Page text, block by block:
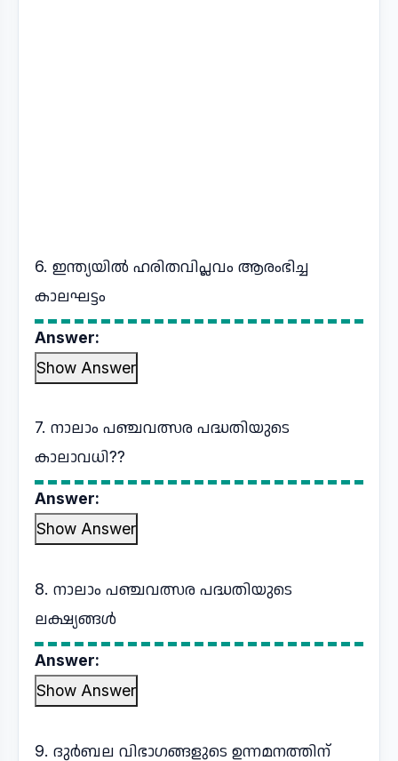
6. ഇന്ത്യയിൽ ഹരിതവിപ്ലവം ആരംഭിച്ച
കാലഘട്ടം
Answer:
Show Answer
7. നാലാം പഞ്ചവത്സര പദ്ധതിയുടെ
കാലാവധി??
Answer:
Show Answer
8. നാലാം പഞ്ചവത്സര പദ്ധതിയുടെ
ലക്ഷ്യങ്ങൾ
Answer:
Show Answer
9. ദുർബല വിഭാഗങ്ങളുടെ ഉന്നമനത്തിന്